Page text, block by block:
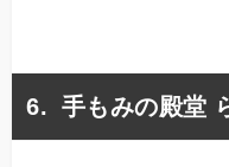
手もみの殿堂